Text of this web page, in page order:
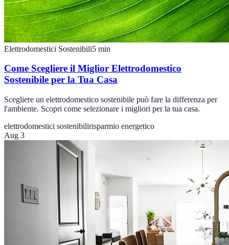
Elettrodomestici Sostenibili5 min
Come Scegliere il Miglior Elettrodomestico
Sostenibile per la Tua Casa
Scegliere un elettrodomestico sostenibile può fare la differenza per
l'ambiente. Scopri come selezionare i migliori per la tua casa.
elettrodomestici sostenibilirisparmio energetico
Aug 3